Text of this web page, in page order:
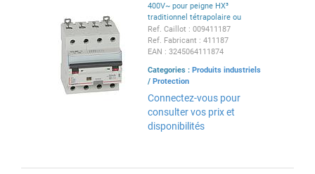
400V~ pour peigne HX³
traditionnel tétrapolaire ou
câblage TypeAC 30mA 20A -
courbe C arrivée haute et départ
bas par bornes à vis pour
modules
Ref. Caillot : 009411187
Ref. Fabricant : 411187
EAN : 3245064111874
Categories : Produits industriels
/ Protection
Connectez-vous pour
consulter vos prix et
disponibilités